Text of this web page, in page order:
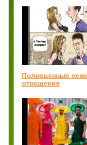
Полноценные
отношения